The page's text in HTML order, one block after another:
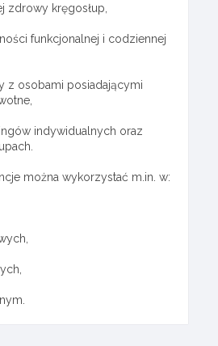
zdrowy kręgosłup,
funkcjonalnej i codziennej
z osobami posiadającymi
indywidualnych oraz
można wykorzystać m.in. w: